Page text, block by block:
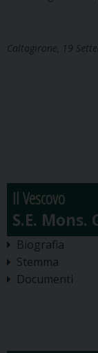
Caltagirone, 19
Il Vescovo
Biografia
Stemma
Documenti